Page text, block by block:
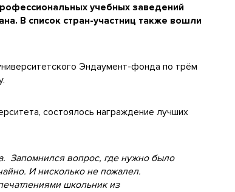
учебных заведений
В список стран-участниц также вошли
Эндаумент-фонда по трём
состоялось награждение лучших
Запомнился вопрос, где нужно было
И нисколько не пожалел.
школьник из